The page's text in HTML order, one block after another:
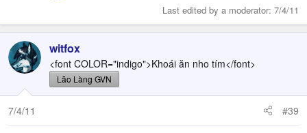
Last edited by a moderator: 7/4/11
witfox
<font COLOR="indigo">Khoái ăn nho tím</font>
Lão Làng GVN
7/4/11 #39